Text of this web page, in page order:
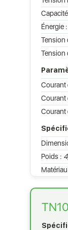
Énergie :
Tension
Tension
Courant
Courant
Courant
Poids :